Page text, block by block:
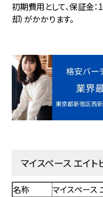
初期費用として、保証金
却）がかかります。
マイスペース エイ
名称 マイスペース